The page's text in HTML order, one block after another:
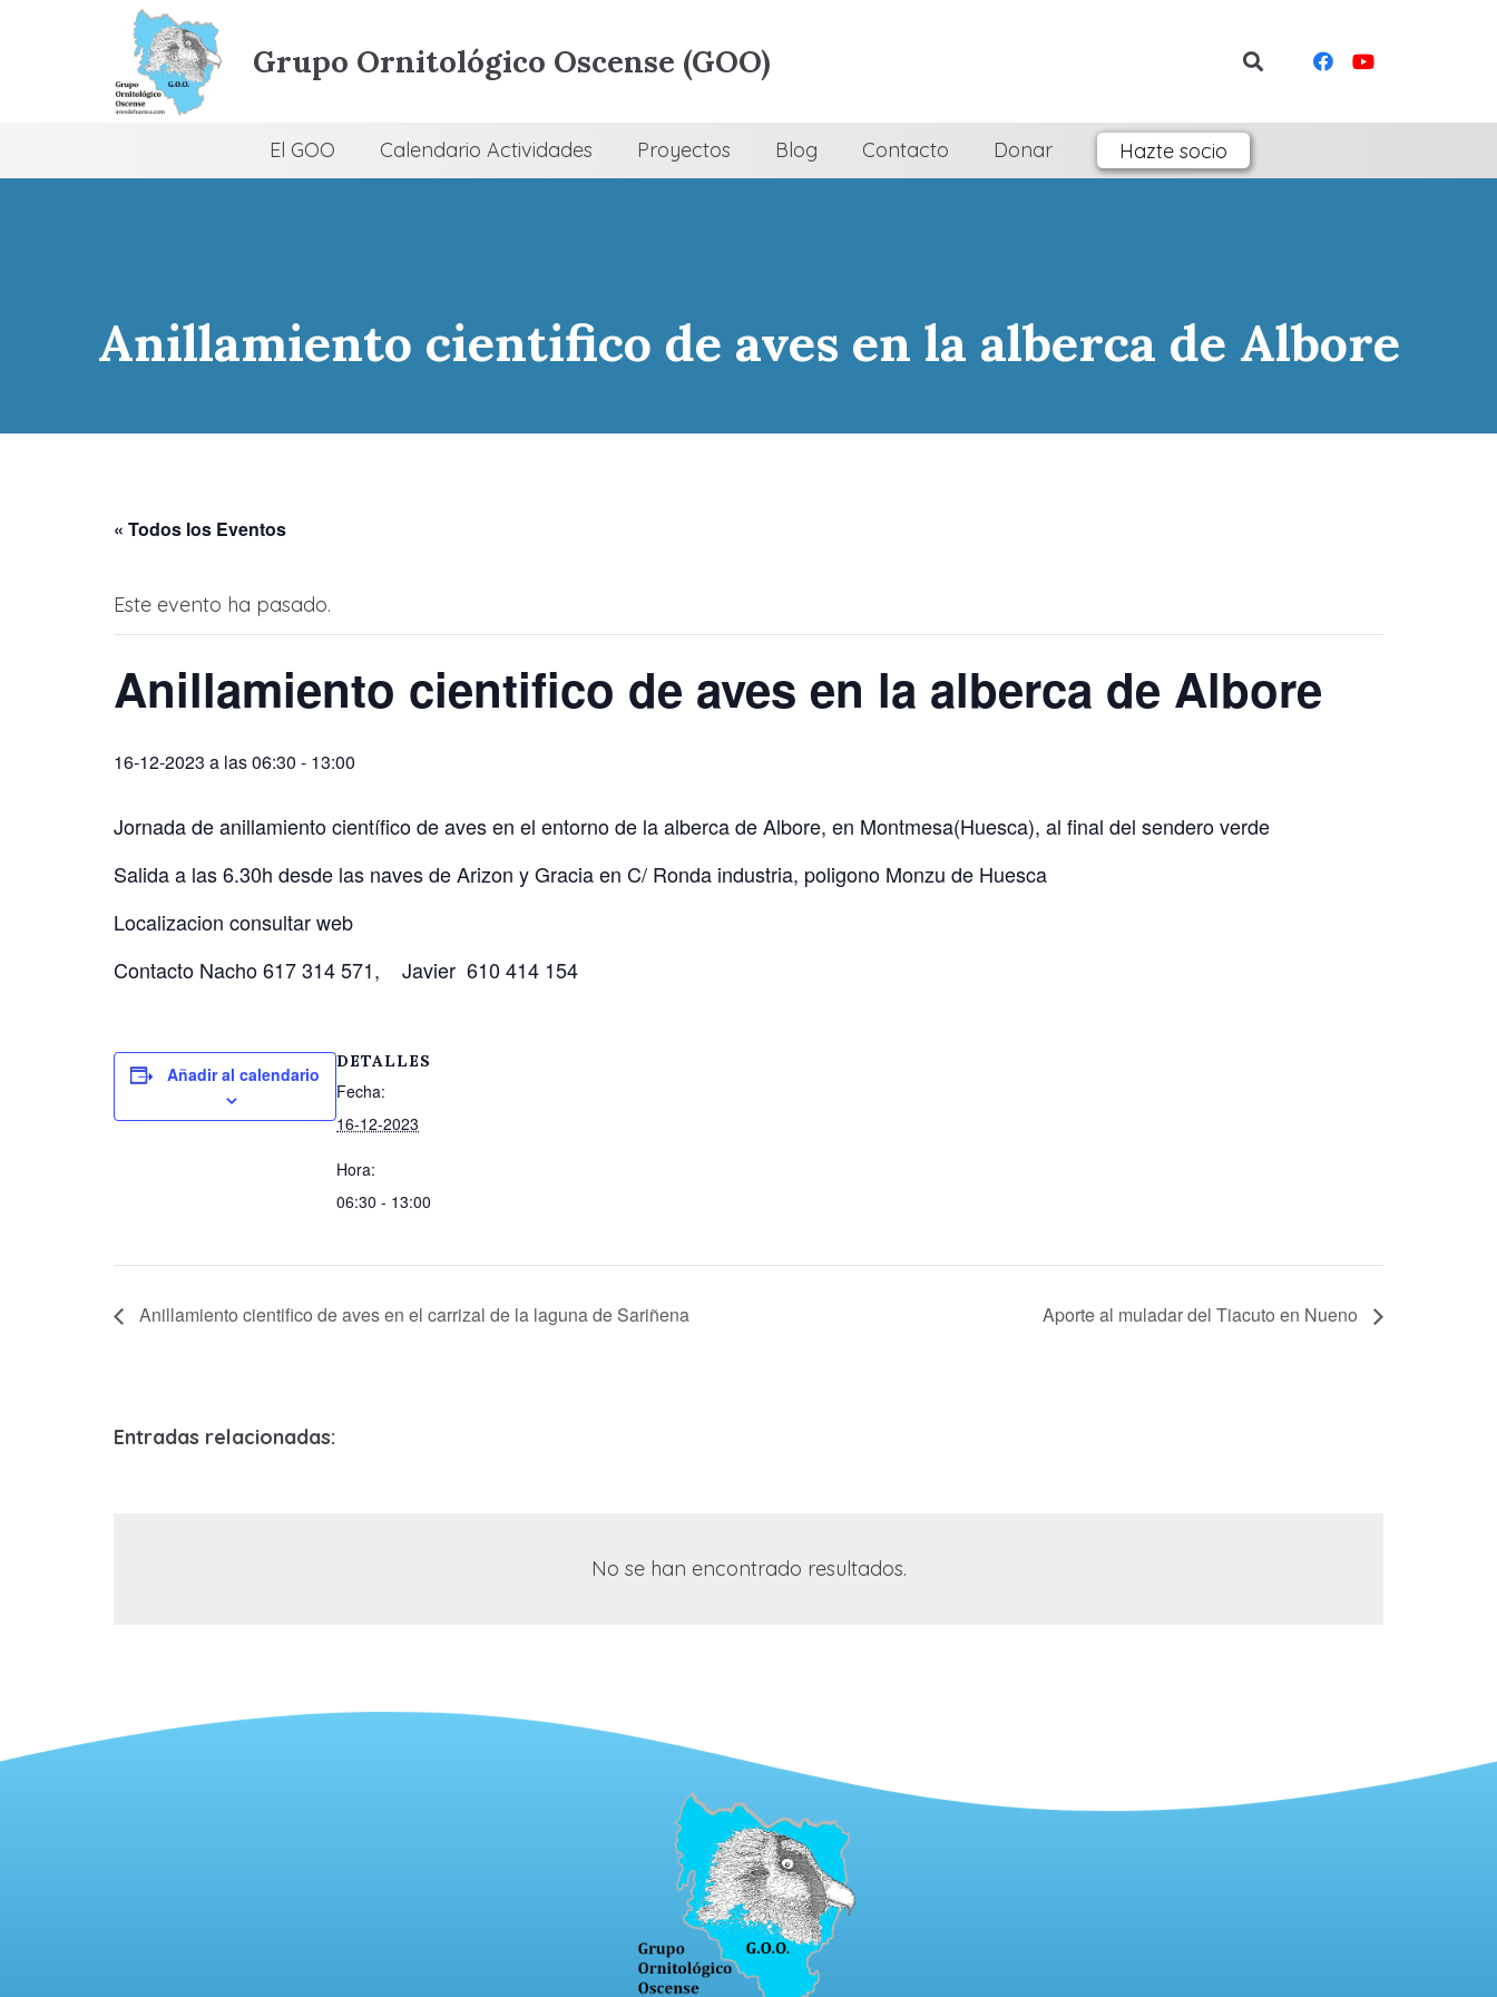
Grupo Ornitológico Oscense (GOO)
El GOO Calendario Actividades Proyectos Blog Contacto Donar Hazte socio
Anillamiento cientifico de aves en la alberca de Albore
« Todos los Eventos
Este evento ha pasado.
Anillamiento cientifico de aves en la alberca de Albore
16-12-2023 a las 06:30 - 13:00
Jornada de anillamiento científico de aves en el entorno de la alberca de Albore, en Montmesa(Huesca), al final del sendero verde
Salida a las 6.30h desde las naves de Arizon y Gracia en C/ Ronda industria, poligono Monzu de Huesca
Localizacion consultar web
Contacto Nacho 617 314 571, Javier 610 414 154
Añadir al calendario
DETALLES
Fecha:
16-12-2023
Hora:
06:30 - 13:00
Anillamiento cientifico de aves en el carrizal de la laguna de Sariñena Aporte al muladar del Tiacuto en Nueno
Entradas relacionadas:
No se han encontrado resultados.